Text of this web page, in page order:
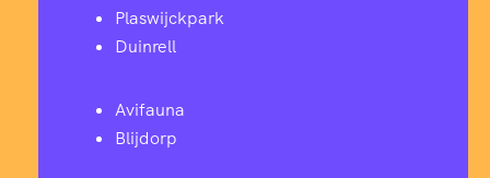
Plaswijckpark
Duinrell
Avifauna
Blijdorp